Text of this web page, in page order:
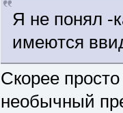
Я не понял -
имеются
Скорее
необычный